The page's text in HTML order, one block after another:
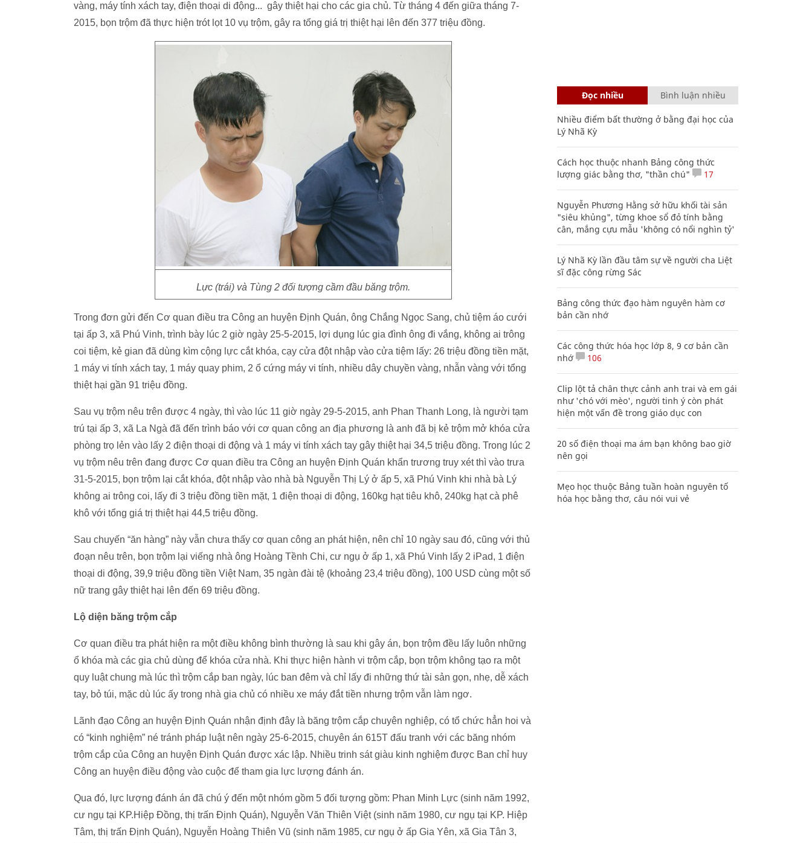
vàng, máy tính xách tay, điện thoại di động... gây thiệt hại cho các gia chủ. Từ tháng 4 đến giữa tháng 7-
2015, bọn trộm đã thực hiện trót lọt 10 vụ trộm, gây ra tổng giá trị thiệt hại lên đến 377 triệu đồng.
Lực (trái) và Tùng 2 đối tượng cầm đầu băng trộm.
Trong đơn gửi đến Cơ quan điều tra Công an huyện Định Quán, ông Chắng Ngọc Sang, chủ tiệm áo cưới
tại ấp 3, xã Phú Vinh, trình bày lúc 2 giờ ngày 25-5-2015, lợi dụng lúc gia đình ông đi vắng, không ai trông
coi tiệm, kẻ gian đã dùng kìm cộng lực cắt khóa, cạy cửa đột nhập vào cửa tiệm lấy: 26 triệu đồng tiền mặt,
1 máy vi tính xách tay, 1 máy quay phim, 2 ổ cứng máy vi tính, nhiều dây chuyền vàng, nhẫn vàng với tổng
thiệt hại gần 91 triệu đồng.
Sau vụ trộm nêu trên được 4 ngày, thì vào lúc 11 giờ ngày 29-5-2015, anh Phan Thanh Long, là người tạm
trú tại ấp 3, xã La Ngà đã đến trình báo với cơ quan công an địa phương là anh đã bị kẻ trộm mở khóa cửa
phòng trọ lẻn vào lấy 2 điện thoại di động và 1 máy vi tính xách tay gây thiệt hại 34,5 triệu đồng. Trong lúc 2
vụ trộm nêu trên đang được Cơ quan điều tra Công an huyện Định Quán khẩn trương truy xét thì vào trưa
31-5-2015, bọn trộm lại cắt khóa, đột nhập vào nhà bà Nguyễn Thị Lý ở ấp 5, xã Phú Vinh khi nhà bà Lý
không ai trông coi, lấy đi 3 triệu đồng tiền mặt, 1 điện thoại di động, 160kg hạt tiêu khô, 240kg hạt cà phê
khô với tổng giá trị thiệt hại 44,5 triệu đồng.
Sau chuyến “ăn hàng” này vẫn chưa thấy cơ quan công an phát hiện, nên chỉ 10 ngày sau đó, cũng với thủ
đoạn nêu trên, bọn trộm lại viếng nhà ông Hoàng Tềnh Chi, cư ngụ ở ấp 1, xã Phú Vinh lấy 2 iPad, 1 điện
thoại di động, 39,9 triệu đồng tiền Việt Nam, 35 ngàn đài tệ (khoảng 23,4 triệu đồng), 100 USD cùng một số
nữ trang gây thiệt hại lên đến 69 triệu đồng.
Lộ diện băng trộm cắp
Cơ quan điều tra phát hiện ra một điều không bình thường là sau khi gây án, bọn trộm đều lấy luôn những
ổ khóa mà các gia chủ dùng để khóa cửa nhà. Khi thực hiện hành vi trộm cắp, bọn trộm không tạo ra một
quy luật chung mà lúc thì trộm cắp ban ngày, lúc ban đêm và chỉ lấy đi những thứ tài sản gọn, nhẹ, dễ xách
tay, bỏ túi, mặc dù lúc ấy trong nhà gia chủ có nhiều xe máy đắt tiền nhưng trộm vẫn làm ngơ.
Lãnh đạo Công an huyện Định Quán nhận định đây là băng trộm cắp chuyên nghiệp, có tổ chức hẳn hoi và
có “kinh nghiệm” né tránh pháp luật nên ngày 25-6-2015, chuyên án 615T đấu tranh với các băng nhóm
trộm cắp của Công an huyện Định Quán được xác lập. Nhiều trinh sát giàu kinh nghiệm được Ban chỉ huy
Công an huyện điều động vào cuộc để tham gia lực lượng đánh án.
Qua đó, lực lượng đánh án đã chú ý đến một nhóm gồm 5 đối tượng gồm: Phan Minh Lực (sinh năm 1992,
cư ngụ tại KP.Hiệp Đồng, thị trấn Định Quán), Nguyễn Văn Thiên Việt (sinh năm 1980, cư ngụ tại KP. Hiệp
Tâm, thị trấn Định Quán), Nguyễn Hoàng Thiên Vũ (sinh năm 1985, cư ngụ ở ấp Gia Yên, xã Gia Tân 3,
Đọc nhiều Bình luận nhiều
Nhiều điểm bất thường ở bằng đại học của
Lý Nhã Kỳ
Cách học thuộc nhanh Bảng công thức
lượng giác bằng thơ, "thần chú"
17
Nguyễn Phương Hằng sở hữu khối tài sản
"siêu khủng", từng khoe sổ đỏ tính bằng
cân, mắng cựu mẫu 'không có nổi nghìn tỷ'
Lý Nhã Kỳ lần đầu tâm sự về người cha Liệt
sĩ đặc công rừng Sác
Bảng công thức đạo hàm nguyên hàm cơ
bản cần nhớ
Các công thức hóa học lớp 8, 9 cơ bản cần
nhớ
106
Clip lột tả chân thực cảnh anh trai và em gái
như 'chó với mèo', người tinh ý còn phát
hiện một vấn đề trong giáo dục con
20 số điện thoại ma ám bạn không bao giờ
nên gọi
Mẹo học thuộc Bảng tuần hoàn nguyên tố
hóa học bằng thơ, câu nói vui vẻ